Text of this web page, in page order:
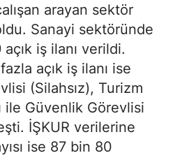
arayan sektör
Sanayi sektöründe
iş ilanı verildi.
açık iş ilanı ise
(Silahsız), Turizm
ile Güvenlik Görevlisi
İŞKUR verilerine
ise 87 bin 80